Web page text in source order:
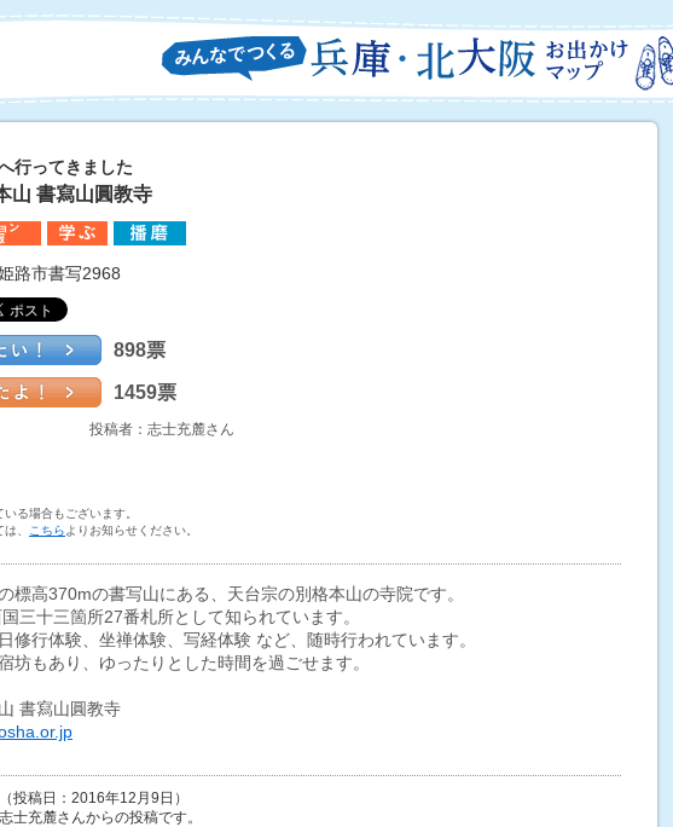
行ってきました
山 書寫山圓教寺
路市書写2968
898票
1459票
投稿者：志士充麓さん
る場合もございます。
、
こちら よりお知らせください。
標高370mの書写山にある、 天台宗の別格本山の寺院です。
三十三箇所27番札所として知られています。
修行体験、坐禅体験、写経体験 など、随時行われています。
坊もあり、ゆったりとした時間を過ごせます。
書寫山圓教寺
（投稿日：2016年12月9日）
志士充麓さんからの投稿です。